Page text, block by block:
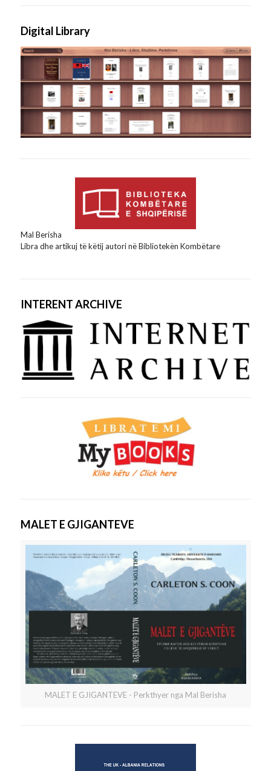
Digital Library
Mal Berisha
Libra dhe artikuj të këtij autori në Bibliotekën Kombëtare
INTERENT ARCHIVE
MALET E GJIGANTEVE
MALET E GJIGANTEVE - Perkthyer nga Mal Berisha